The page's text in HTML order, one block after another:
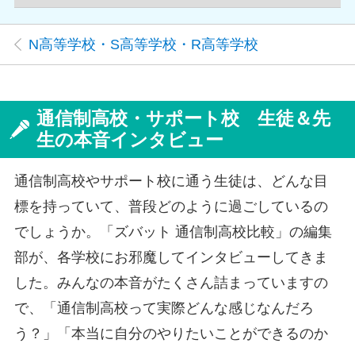
秋田県 秋田キャンパス
福島県
福島郡山キャンパス
いわきキャンパス
群馬県
群馬前橋キャンパス
高崎キャンパス
群馬太田キャンパス
埼玉県
大宮キャンパス
川口駅前キャンパス
千葉県
千葉キャンパス
柏キャンパス
松戸キャンパス
東京都
御茶ノ水キャンパス
秋葉原キャンパス
山梨県 甲府キャンパス
長野県
長野キャンパス
長野松本キャンパス
岐阜県 岐阜キャンパス
静岡県
静岡キャンパス
浜松キャンパス
静岡沼津キャンパス
愛知県
名古屋栄キャンパス
京都山科キャンパス
大阪府
心斎橋キャンパス
兵庫県
西宮北口キャンパス
明石キャンパス
神戸三宮キャンパス
奈良県
奈良王寺駅前キャンパス
奈良西大寺キャンパス
岡山キャンパス
広島県 広島キャンパス
徳島県 徳島キャンパス
香川県 高松キャンパス
愛媛県 松山キャンパス
福岡県
福岡薬院キャンパス
北九州キャンパス
佐賀県 佐賀駅前キャンパス
長崎県
長崎佐世保キャンパス
熊本県 熊本キャンパス
大分県 大分キャンパス
宮崎県 宮崎キャンパス
N高等学校・S高等学校・R高等学校
通信制高校・サポート校 生徒＆先
生の本音インタビュー
通信制高校やサポート校に通う生徒は、どんな目
標を持っていて、普段どのように過ごしているの
でしょうか。「ズバット 通信制高校比較」の編集
部が、各学校にお邪魔してインタビューしてきま
した。みんなの本音がたくさん詰まっていますの
で、「通信制高校って実際どんな感じなんだろ
う？」「本当に自分のやりたいことができるのか